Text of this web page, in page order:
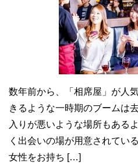
数年前から、「相席屋」が人
きるような一時期のブームは
入りが悪いような場所もある
く出会いの場が用意されてい
女性をお持ち […]